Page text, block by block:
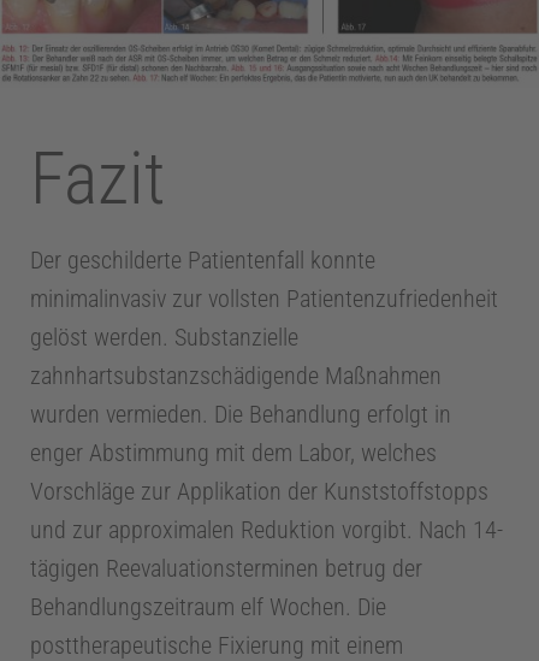
Fazit
Der geschilderte Patientenfall konnte
minimalinvasiv zur vollsten Patientenzufriedenheit
gelöst werden. Substanzielle
zahnhartsubstanzschädigende Maßnahmen
wurden vermieden. Die Behandlung erfolgt in
enger Abstimmung mit dem Labor, welches
Vorschläge zur Applikation der Kunststoffstopps
und zur approximalen Reduktion vorgibt. Nach 14-
tägigen Reevaluationsterminen betrug der
Behandlungszeitraum elf Wochen. Die
posttherapeutische Fixierung mit einem